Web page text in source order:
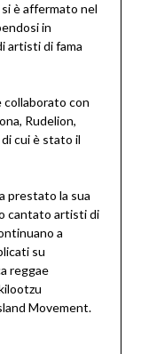
è affermato nel
in
artisti di fama
collaborato con
Rudelion,
cui è stato il
prestato la sua
cantato artisti di
a
su
reggae
Movement.